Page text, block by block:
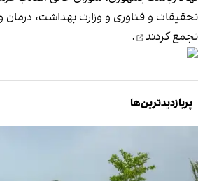
تحقیقات و فناوری و وزارت بهداشت،
تجمع کردند
.
پربازدیدترین‌ها